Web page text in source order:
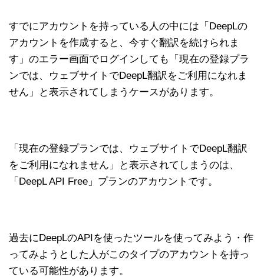
すでにアカウントを持っている人の中には「DeepLの
アカウントを作成すると、今すぐ翻訳を続けられま
す」のエラー画面でログインしても「現在の登録プラ
ンでは、ウェブサイトでDeepL翻訳をご利用になれま
せん」と表示されてしまうケースがあります。
「現在の登録プランでは、ウェブサイトでDeepL翻訳
をご利用になれません」と表示されてしまうのは、
「DeepL API Free」プランのアカウントです。
過去にDeepLのAPIを使ったツールを使ってみよう・作
ってみようとした人がこのタイプのアカウントを持っ
ている可能性があります。